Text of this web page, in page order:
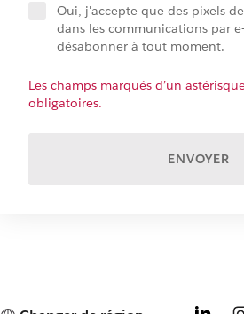
​Oui, j'accepte que des pixels
dans les communications par
désabonner à tout moment.
Les champs marqués d’un
obligatoires.
ENVOYER